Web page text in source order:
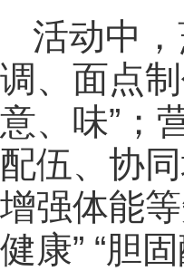
活动中
调、面点
意、味”；
配伍、协
增强体能
健康” “胆